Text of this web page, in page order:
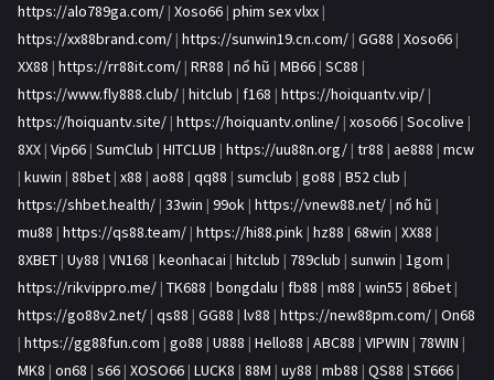
https://alo789ga.com/ | Xoso66 | phim sex vlxx |
https://xx88brand.com/ | https://sunwin19.cn.com/ | GG88 | Xoso66 |
XX88 | https://rr88it.com/ | RR88 | nổ hũ | MB66 | SC88 |
https://www.fly888.club/ | hitclub | f168 | https://hoiquantv.vip/ |
https://hoiquantv.site/ | https://hoiquantv.online/ | xoso66 | Socolive |
8XX | Vip66 | SumClub | HITCLUB | https://uu88n.org/ | tr88 | ae888 | mcw
| kuwin | 88bet | x88 | ao88 | qq88 | sumclub | go88 | B52 club |
https://shbet.health/ | 33win | 99ok | https://vnew88.net/ | nổ hũ |
mu88 | https://qs88.team/ | https://hi88.pink | hz88 | 68win | XX88 |
8XBET | Uy88 | VN168 | keonhacai | hitclub | 789club | sunwin | 1gom |
https://rikvippro.me/ | TK688 | bongdalu | fb88 | m88 | win55 | 86bet |
https://go88v2.net/ | qs88 | GG88 | lv88 | https://new88pm.com/ | On68
| https://gg88fun.com | go88 | U888 | Hello88 | ABC88 | VIPWIN | 78WIN |
MK8 | on68 | s66 | XOSO66 | LUCK8 | 88M | uy88 | mb88 | QS88 | ST666 |